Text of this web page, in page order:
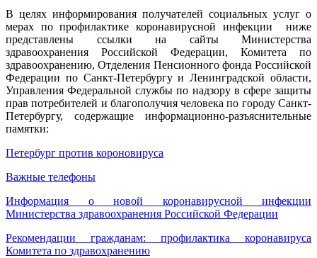
В целях информирования получателей социальных услуг о
мерах по профилактике коронавирусной инфекции ниже
представлены ссылки на сайты Министерства
здравоохранения Российской Федерации, Комитета по
здравоохранению, Отделения Пенсионного фонда Российской
Федерации по Санкт-Петербургу и Ленинградской области,
Управления Федеральной службы по надзору в сфере защиты
прав потребителей и благополучия человека по городу Санкт-
Петербургу, содержащие информационно-разъяснительные
памятки:
Петербург против короновируса
Важные телефоны
Информация о новой коронавирусной инфекции
Министерства здравоохранения Российской Федерации
Рекомендации гражданам: профилактика коронавируса
Комитета по здравохранению